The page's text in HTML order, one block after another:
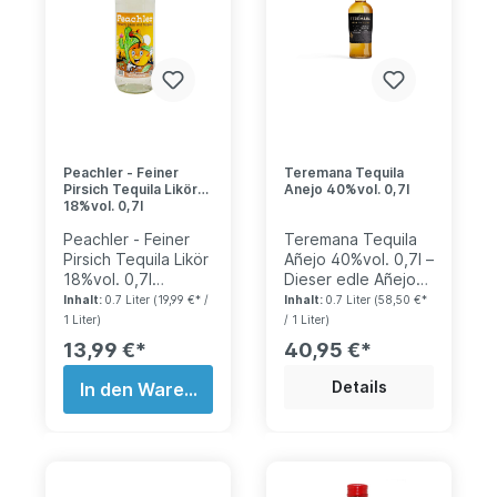
und garantiert ein
Spaß auf jeder
schon, dass es hier
um etwas
Besonderes geht.
Voller Süße hat der
ist er auf jeder
Party eine
Erfrischung.
Peachler - Feiner
Pirsich Tequila Likör
18%vol. 0,7l
Peachler - Feiner
Pirsich Tequila Likör
18%vol. 0,7l
Entdecke den
sanften und
fruchtigen
Geschmack des
Peachler Pfirsich
Tequila Likörs!
Dieser Likör ist
Inhalt: 0.7 Liter (19,99 €* /
1 Liter)
13,99 €*
In den Warenkorb
Teremana Tequila
Anejo 40%vol. 0,7l
Teremana Tequila
Añejo 40%vol. 0,7l –
Dieser edle Añejo
reift über ein Jahr
in amerikanischen
Eichenfässern und
entfaltet dadurch
einen wunderbar
komplexen
Inhalt: 0.7 Liter (58,50 €*
/ 1 Liter)
40,95 €*
Details